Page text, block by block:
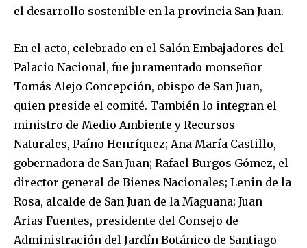
el desarrollo sostenible en la provincia San Juan.
En el acto, celebrado en el Salón Embajadores del
Palacio Nacional, fue juramentado monseñor
Tomás Alejo Concepción, obispo de San Juan,
quien preside el comité. También lo integran el
ministro de Medio Ambiente y Recursos
Naturales, Paíno Henríquez; Ana María Castillo,
gobernadora de San Juan; Rafael Burgos Gómez, el
director general de Bienes Nacionales; Lenin de la
Rosa, alcalde de San Juan de la Maguana; Juan
Arias Fuentes, presidente del Consejo de
Administración del Jardín Botánico de Santiago